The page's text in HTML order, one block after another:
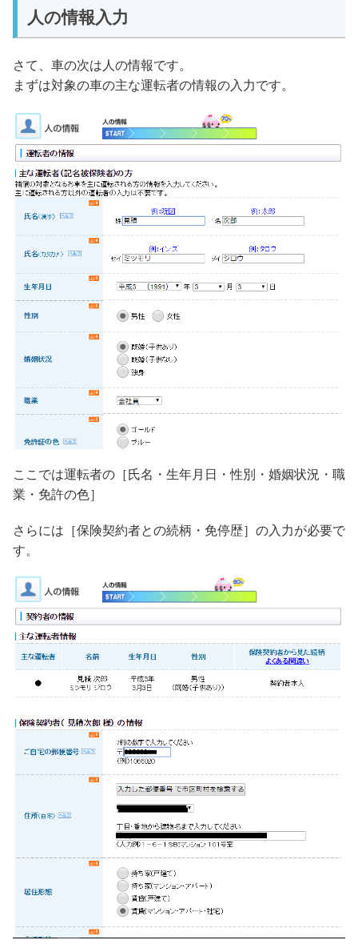
人の情報入力
さて、車の次は人の情報です。
まずは対象の車の主な運転者の情報の入力です。
ここでは運転者の［氏名・生年月日・性別・婚姻状況・職
業・免許の色］
さらには［保険契約者との続柄・免停歴］の入力が必要で
す。